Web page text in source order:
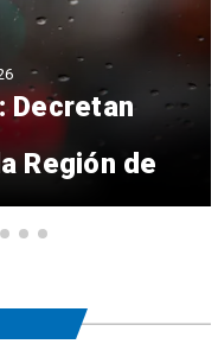
Decretan
Región de